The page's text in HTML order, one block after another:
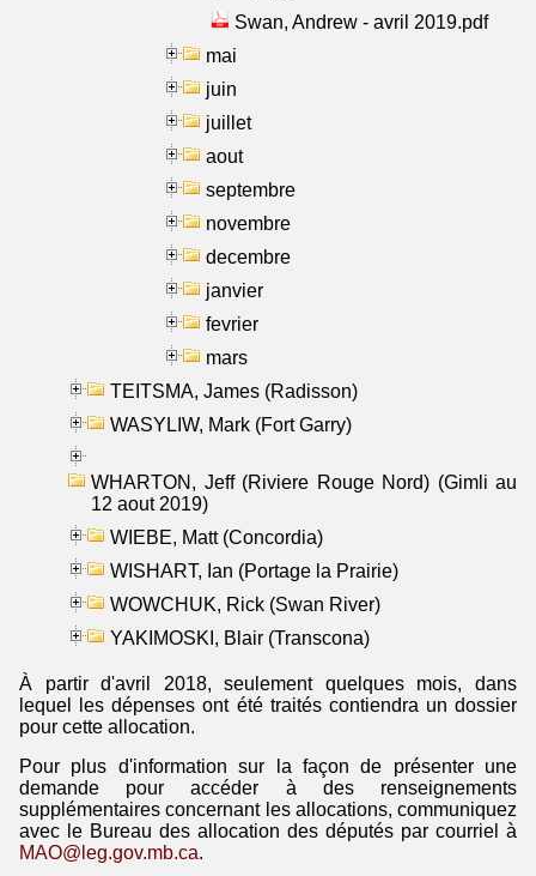
Swan, Andrew - avril 2019.pdf
mai
juin
juillet
aout
septembre
novembre
decembre
janvier
fevrier
mars
TEITSMA, James (Radisson)
WASYLIW, Mark (Fort Garry)
WHARTON, Jeff (Riviere Rouge Nord) (Gimli au
12 aout 2019)
WIEBE, Matt (Concordia)
WISHART, Ian (Portage la Prairie)
WOWCHUK, Rick (Swan River)
YAKIMOSKI, Blair (Transcona)
À partir d'avril 2018, seulement quelques mois, dans
lequel les dépenses ont été traités contiendra un dossier
pour cette allocation.
Pour plus d'information sur la façon de présenter une
demande pour accéder à des renseignements
supplémentaires concernant les allocations, communiquez
avec le Bureau des allocation des députés par courriel à
MAO@leg.gov.mb.ca.